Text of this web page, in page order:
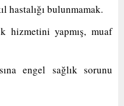
hastalığı bulunmamak.
hizmetini yapmış, muaf
engel sağlık sorunu